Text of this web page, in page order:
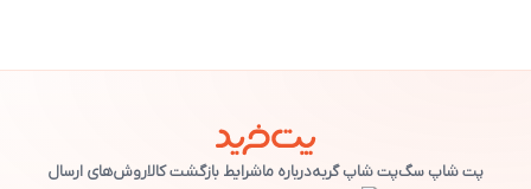
پت شاپ سگپت شاپ گربهدرباره ماشرایط بازگشت کالاروش‌های ارسال